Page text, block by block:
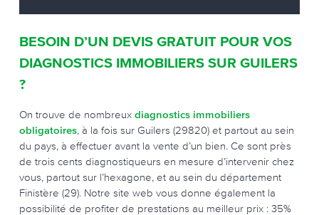
BESOIN D’UN DEVIS GRATUIT POUR VOS
DIAGNOSTICS IMMOBILIERS SUR GUILERS
?
On trouve de nombreux diagnostics immobiliers
obligatoires, à la fois sur Guilers (29820) et partout au sein
du pays, à effectuer avant la vente d’un bien. Ce sont près
de trois cents diagnostiqueurs en mesure d’intervenir chez
vous, partout sur l’hexagone, et au sein du département
Finistère (29). Notre site web vous donne également la
possibilité de profiter de prestations au meilleur prix : 35%